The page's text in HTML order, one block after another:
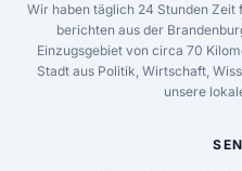
Wir haben täglich 24 Stunden
berichten aus der
Einzugsgebiet von circa 70
Stadt aus Politik, Wirtschaft,
unsere